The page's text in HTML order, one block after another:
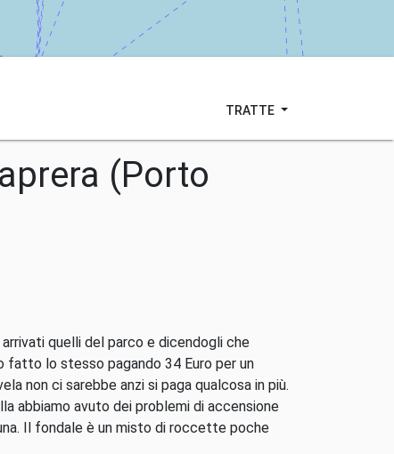
TRATTE
(Porto
quelli del parco e dicendogli che
fatto lo stesso pagando 34 Euro per un
non ci sarebbe anzi si paga qualcosa in più.
abbiamo avuto dei problemi di accensione
Il fondale è un misto di roccette poche